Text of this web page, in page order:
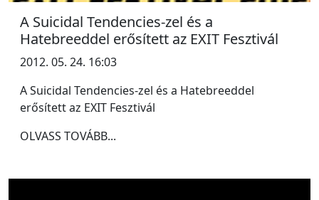
A Suicidal Tendencies-zel és a
Hatebreeddel erősített az EXIT Fesztivál
2012. 05. 24. 16:03
A Suicidal Tendencies-zel és a Hatebreeddel
erősített az EXIT Fesztivál
OLVASS TOVÁBB...